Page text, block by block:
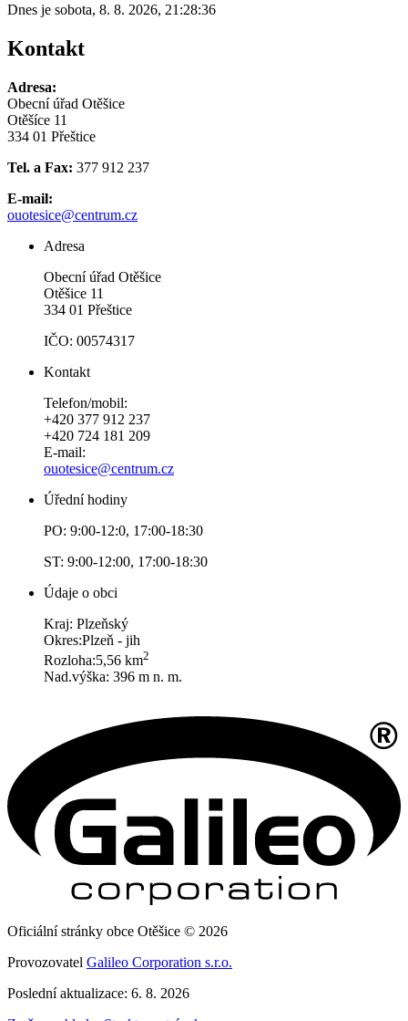
Dnes je sobota, 8. 8. 2026, 21:28:36
Kontakt
Adresa:
Obecní úřad Otěšice
Otěšíce 11
334 01 Přeštice
Tel. a Fax: 377 912 237
E-mail:
ouotesice@centrum.cz
Adresa
Obecní úřad Otěšice
Otěšice 11
334 01 Přeštice
IČO: 00574317
Kontakt
Telefon/mobil:
+420 377 912 237
+420 724 181 209
E-mail:
ouotesice@centrum.cz
Úřední hodiny
PO: 9:00-12:0, 17:00-18:30
ST: 9:00-12:00, 17:00-18:30
Údaje o obci
Kraj: Plzeňský
Okres:Plzeň - jih
Rozloha:5,56 km2
Nad.výška: 396 m n. m.
Oficiální stránky obce Otěšice © 2026
Provozovatel Galileo Corporation s.r.o.
Poslední aktualizace: 6. 8. 2026